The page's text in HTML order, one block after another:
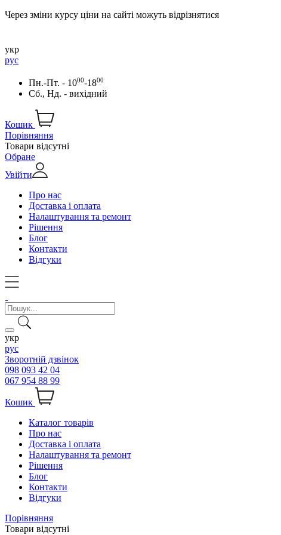
Через зміни курсу ціни на сайті можуть відрізнятися
укр
рус
Пн.-Пт. - 1000-1800
Сб., Нд. - вихідний
Кошик
Порівняння
Товари відсутні
Обране
Увійти
Про нас
Доставка і оплата
Налаштування та ремонт
Рішення
Блог
Контакти
Відгуки
укр
рус
Зворотній дзвінок
098 093 42 04
067 954 88 99
Кошик
Каталог товарів
Про нас
Доставка і оплата
Налаштування та ремонт
Рішення
Блог
Контакти
Відгуки
Порівняння
Товари відсутні